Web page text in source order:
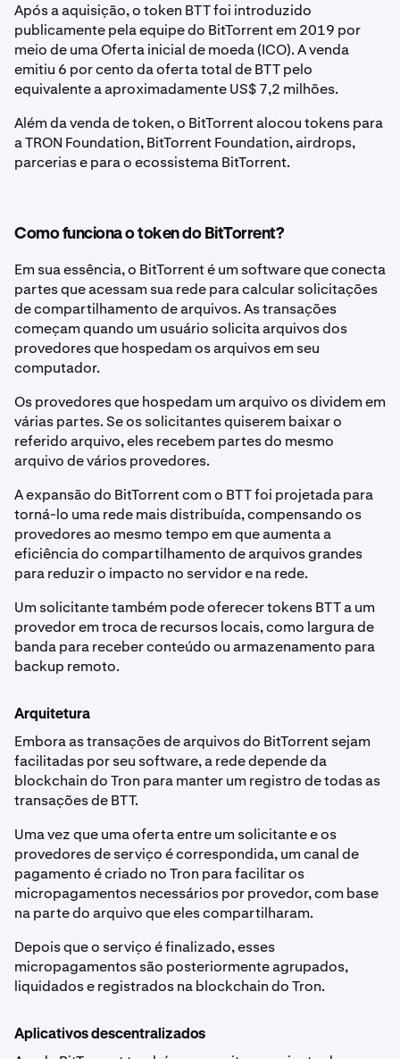
Após a aquisição, o token BTT foi introduzido
publicamente pela equipe do BitTorrent em 2019 por
meio de uma Oferta inicial de moeda (ICO). A venda
emitiu 6 por cento da oferta total de BTT pelo
equivalente a aproximadamente US$ 7,2 milhões.
Além da venda de token, o BitTorrent alocou tokens para
a TRON Foundation, BitTorrent Foundation, airdrops,
parcerias e para o ecossistema BitTorrent.
Como funciona o token do BitTorrent?
Em sua essência, o BitTorrent é um software que conecta
partes que acessam sua rede para calcular solicitações
de compartilhamento de arquivos. As transações
começam quando um usuário solicita arquivos dos
provedores que hospedam os arquivos em seu
computador.
Os provedores que hospedam um arquivo os dividem em
várias partes. Se os solicitantes quiserem baixar o
referido arquivo, eles recebem partes do mesmo
arquivo de vários provedores.
A expansão do BitTorrent com o BTT foi projetada para
torná-lo uma rede mais distribuída, compensando os
provedores ao mesmo tempo em que aumenta a
eficiência do compartilhamento de arquivos grandes
para reduzir o impacto no servidor e na rede.
Um solicitante também pode oferecer tokens BTT a um
provedor em troca de recursos locais, como largura de
banda para receber conteúdo ou armazenamento para
backup remoto.
Arquitetura
Embora as transações de arquivos do BitTorrent sejam
facilitadas por seu software, a rede depende da
blockchain do Tron para manter um registro de todas as
transações de BTT.
Uma vez que uma oferta entre um solicitante e os
provedores de serviço é correspondida, um canal de
pagamento é criado no Tron para facilitar os
micropagamentos necessários por provedor, com base
na parte do arquivo que eles compartilharam.
Depois que o serviço é finalizado, esses
micropagamentos são posteriormente agrupados,
liquidados e registrados na blockchain do Tron.
Aplicativos descentralizados